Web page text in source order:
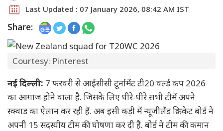
Last Updated : 07 January 2026, 08:42 AM IST
Share:
Courtesy: Pinterest
नई दिल्ली: 7 फरवरी से आईसीसी टूर्नामेंट टी20 वर्ल्ड कप 2026
का आगाज होने वाला है. जिसके लिए धीरे-धीरे सभी टीमें अपने
स्क्वाड का ऐलान कर रही हैं. अब इसी कड़ी में न्यूजीलैंड क्रिकेट बोर्ड ने
अपनी 15 सदस्यीय टीम की घोषणा कर दी है. बोर्ड ने टीम की कमान